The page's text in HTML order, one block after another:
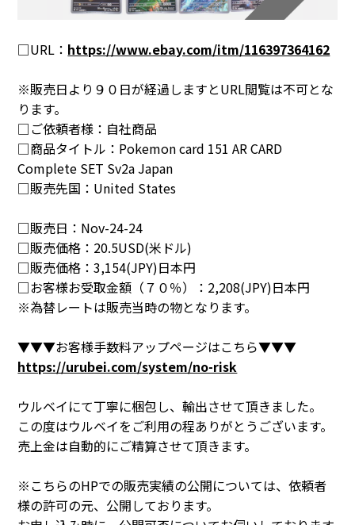
□URL： https://www.ebay.com/itm/116397364162
※販売日より９０日が経過しますとURL閲覧は不可とな
ります。
□ご依頼者様：自社商品
□商品タイトル： Pokemon card 151 AR CARD
Complete SET Sv2a Japan
□販売先国： United States
□販売日： Nov-24-24
□販売価格： 20.5USD(米ドル)
□販売価格：3,154(JPY)日本円
□お客様お受取金額（７０％）： 2,208(JPY)日本円
※為替レートは販売当時の物となります。
▼▼▼お客様手数料アップページはこちら▼▼▼
https://urubei.com/system/no-risk
ウルベイにて丁寧に梱包し、輸出させて頂きました。
この度はウルベイをご利用の程ありがとうございます。
売上金は自動的にご精算させて頂きます。
※こちらのHPでの販売実績の公開については、依頼者
様の許可の元、公開しております。